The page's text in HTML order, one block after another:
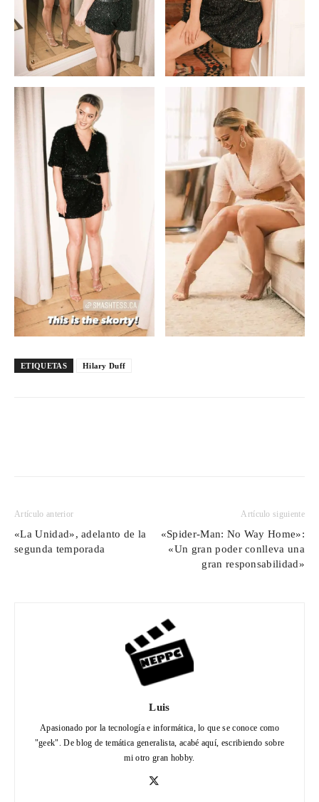
ETIQUETAS Hilary Duff
Artículo anterior
«La Unidad», adelanto de la
segunda temporada
Artículo siguiente
«Spider-Man: No Way Home»:
«Un gran poder conlleva una
gran responsabilidad»
Luis
Apasionado por la tecnología e informática, lo que se conoce como
"geek". De blog de temática generalista, acabé aquí, escribiendo sobre
mi otro gran hobby.